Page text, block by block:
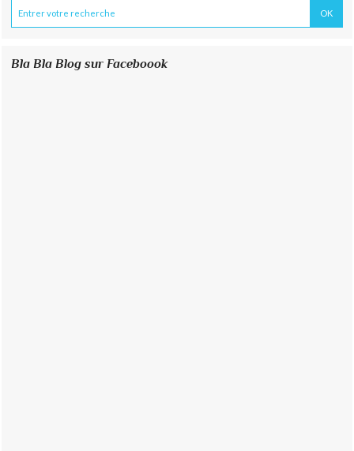
Bla Bla Blog sur Faceboook